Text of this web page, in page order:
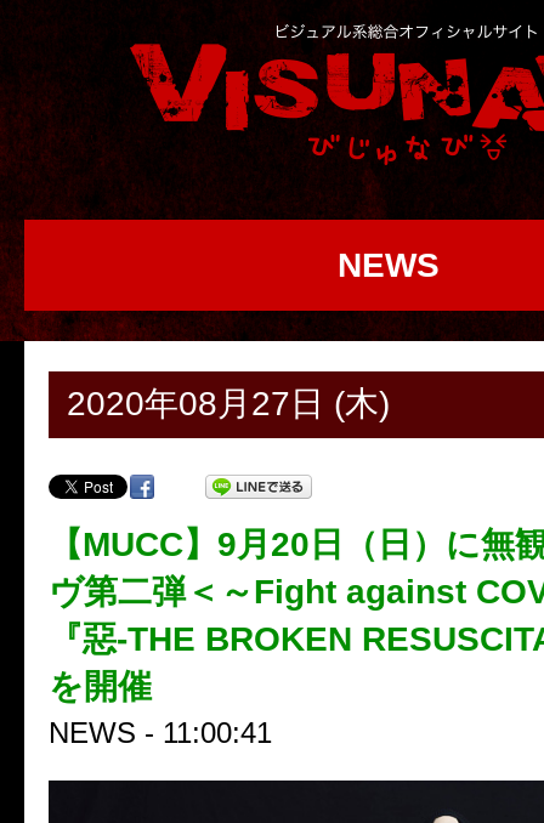
NEWS
2020年08月27日 (木)
【MUCC】9月20日（日）に無
ヴ第二弾＜～Fight against
『惡-THE BROKEN
を開催
NEWS - 11:00:41